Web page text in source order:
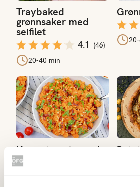
Traybaked
grønnsaker med
seifilet
4.1 (46)
20-40 min
Kremet pasta med
bacon og
grønnsaker
Kremet pasta med bacon og